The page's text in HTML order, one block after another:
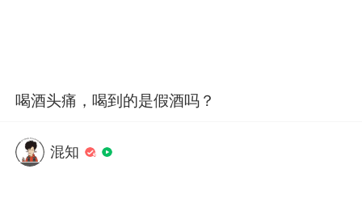
喝酒头痛，喝到的是假酒吗？
混知